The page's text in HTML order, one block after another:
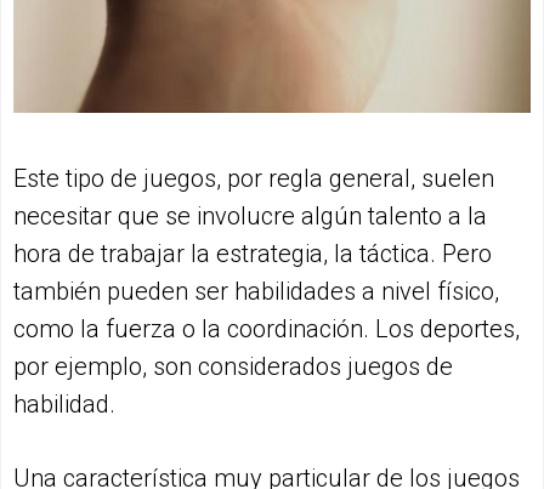
Este tipo de juegos, por regla general, suelen
necesitar que se involucre algún talento a la
hora de trabajar la estrategia, la táctica. Pero
también pueden ser habilidades a nivel físico,
como la fuerza o la coordinación. Los deportes,
por ejemplo, son considerados juegos de
habilidad.
Una característica muy particular de los juegos